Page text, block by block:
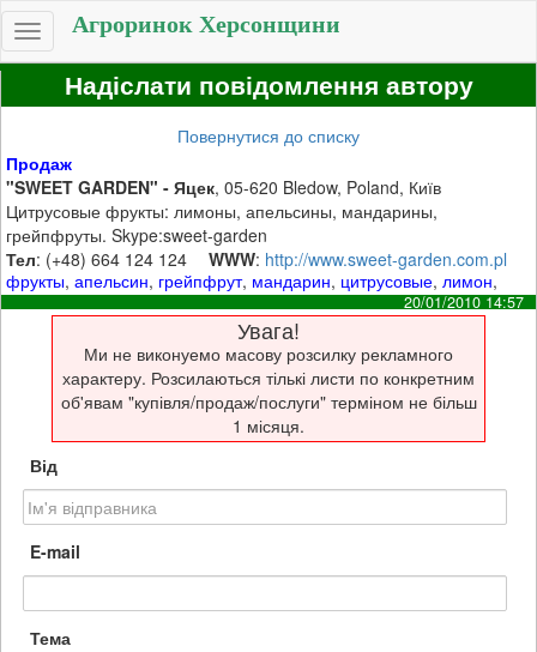
Toggle
navigation
Агроринок Херсонщини
Надіслати повідомлення автору
Повернутися до списку
Продаж
"SWEET GARDEN" - Яцек, 05-620 Bledow, Poland, Київ
Цитрусовые фрукты: лимоны, апельсины, мандарины,
грейпфруты. Skype:sweet-garden
Тел: (+48) 664 124 124 WWW: http://www.sweet-garden.com.pl
фрукты,апельсин, грейпфрут, мандарин, цитрусовые, лимон,
20/01/2010 14:57
Увага!
Ми не виконуемо масову розсилку рекламного
характеру. Розсилаються тількі листи по конкретним
об'явам "купівля/продаж/послуги" терміном не більш
1 місяця.
Від
E-mail
Тема